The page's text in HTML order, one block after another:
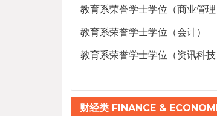
教育系荣誉学士学位（商业管理
教育系荣誉学士学位（会计）
教育系荣誉学士学位（资讯科技
财经类 FINANCE &